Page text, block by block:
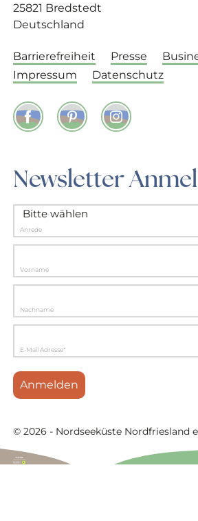
25821 Bredstedt
Deutschland
Barrierefreiheit Presse
Impressum
Datenschutz
FacebookPinterestInstagram
Newsletter
Anrede
Vorname
Nachname
E-Mail Adresse*
Anmelden
© 2026 - Nordseeküste Nordfriesland